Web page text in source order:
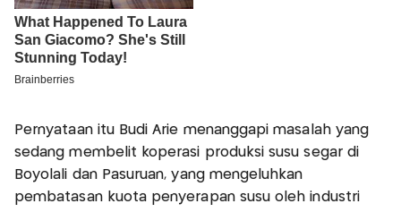
Pernyataan itu Budi Arie menanggapi masalah yang
sedang membelit koperasi produksi susu segar di
Boyolali dan Pasuruan, yang mengeluhkan
pembatasan kuota penyerapan susu oleh industri